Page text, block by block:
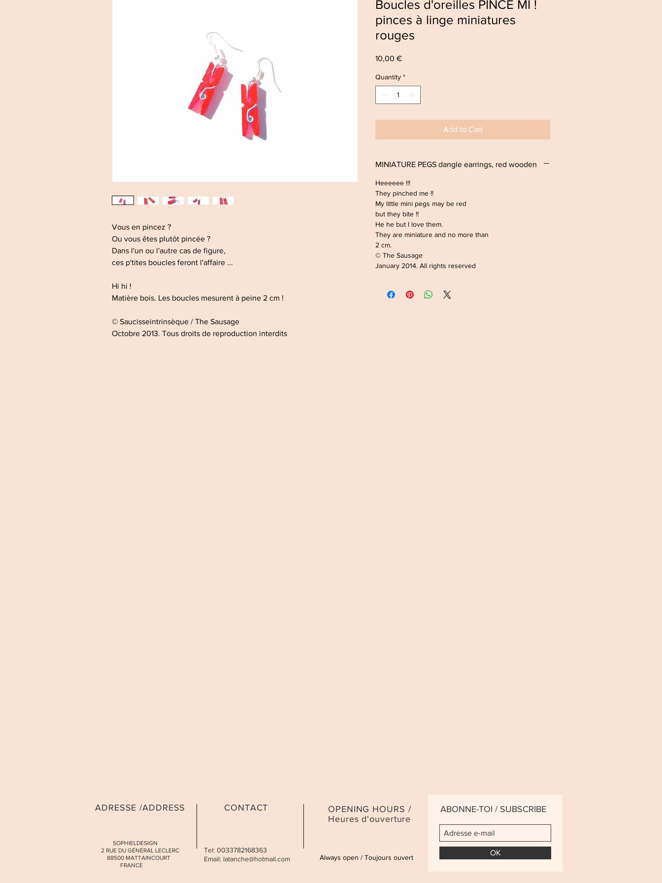
Vous en pincez ?
Ou vous êtes plutôt pincée ?
Dans l'un ou l'autre cas de figure,
ces p'tites boucles feront l'affaire ...
Hi hi !
Matière bois. Les boucles mesurent à peine 2 cm !
© Saucisseintrinsèque / The Sausage
Octobre 2013. Tous droits de reproduction interdits
Boucles d'oreilles PINCE MI !
pinces à linge miniatures
rouges
10,00 €Price
Quantity *
Add to Cart
MINIATURE PEGS dangle earrings, red wooden
Heeeeee !!!
They pinched me !!
My little mini pegs may be red
but they bite !!
He he but I love them.
They are miniature and no more than
2 cm.
© The Sausage
January 2014. All rights reserved
ADRESSE /ADDRESS
SOPHIELDESIGN
2 RUE DU GÉNÉRAL LECLERC
88500 MATTAINCOURT
FRANCE
CONTACT
Tel: 0033782168363
Email: latanche@hotmail.com
OPENING HOURS /
Heures d'ouverture
Always open / Toujours ouvert
ABONNE-TOI / SUBSCRIBE
OK